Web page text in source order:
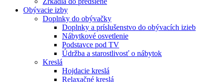
Obývacie izby
Doplnky do obývačky
Doplnky a príslušenstvo do obývacích izieb
Nábytkové osvetlenie
Podstavce pod TV
Údržba a starostlivosť o nábytok
Kreslá
Hojdacie kreslá
Relaxačné kreslá